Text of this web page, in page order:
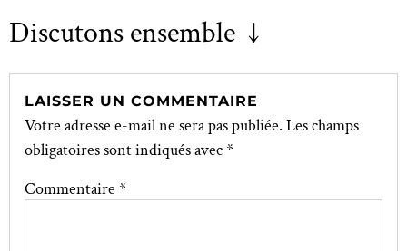
Discutons ensemble ↓
LAISSER UN COMMENTAIRE
Votre adresse e-mail ne sera pas publiée. Les champs
obligatoires sont indiqués avec*
Commentaire *